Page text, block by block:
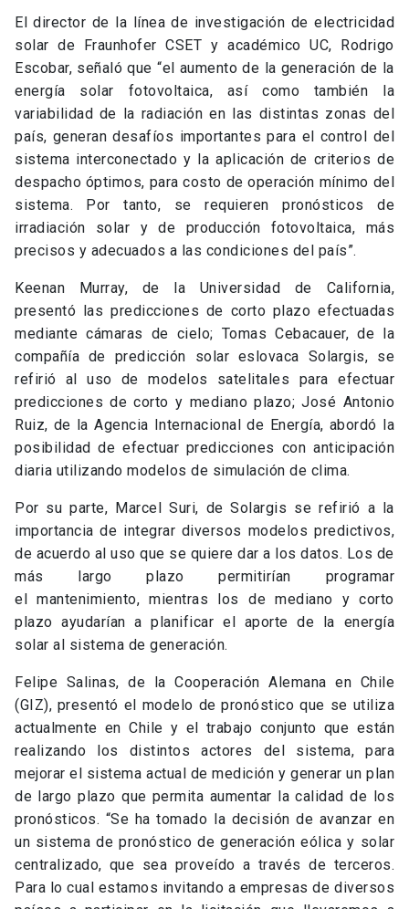
El director de la línea de investigación de electricidad
solar de Fraunhofer CSET y académico UC, Rodrigo
Escobar, señaló que “el aumento de la generación de la
energía solar fotovoltaica, así como también la
variabilidad de la radiación en las distintas zonas del
país, generan desafíos importantes para el control del
sistema interconectado y la aplicación de criterios de
despacho óptimos, para costo de operación mínimo del
sistema. Por tanto, se requieren pronósticos de
irradiación solar y de producción fotovoltaica, más
precisos y adecuados a las condiciones del país”.
Keenan Murray, de la Universidad de California,
presentó las predicciones de corto plazo efectuadas
mediante cámaras de cielo; Tomas Cebacauer, de la
compañía de predicción solar eslovaca Solargis, se
refirió al uso de modelos satelitales para efectuar
predicciones de corto y mediano plazo; José Antonio
Ruiz, de la Agencia Internacional de Energía, abordó la
posibilidad de efectuar predicciones con anticipación
diaria utilizando modelos de simulación de clima.
Por su parte, Marcel Suri, de Solargis se refirió a la
importancia de integrar diversos modelos predictivos,
de acuerdo al uso que se quiere dar a los datos. Los de
más largo plazo permitirían programar
el mantenimiento, mientras los de mediano y corto
plazo ayudarían a planificar el aporte de la energía
solar al sistema de generación.
Felipe Salinas, de la Cooperación Alemana en Chile
(GIZ), presentó el modelo de pronóstico que se utiliza
actualmente en Chile y el trabajo conjunto que están
realizando los distintos actores del sistema, para
mejorar el sistema actual de medición y generar un plan
de largo plazo que permita aumentar la calidad de los
pronósticos. “Se ha tomado la decisión de avanzar en
un sistema de pronóstico de generación eólica y solar
centralizado, que sea proveído a través de terceros.
Para lo cual estamos invitando a empresas de diversos